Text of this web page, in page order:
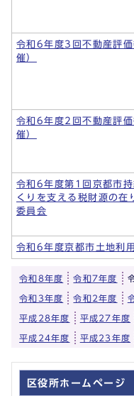
令和6年度3回不動産評価
催）
令和6年度2回不動産評価
催）
令和6年度第1回京都市
くりを支える税財源の在
委員会
令和6年度京都市土地利
令和8年度 令和7年度
令和3年度 令和2年度
平成28年度 平成27年度
平成24年度 平成23年度
区役所ホームページ